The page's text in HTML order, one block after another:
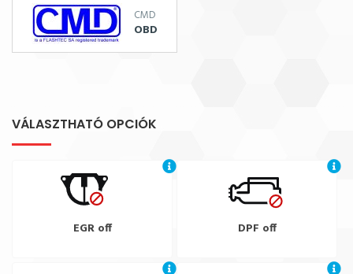
CMD
OBD
VÁLASZTHATÓ OPCIÓK
EGR off DPF off